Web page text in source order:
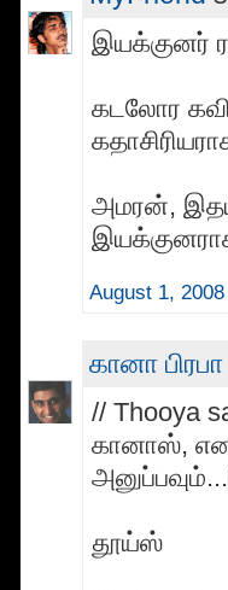
இயக்குனர்
கடலோர
அமரன்,
August 1,
கானா பிரபா
// Thooya
கானாஸ்,
தூய்ஸ்